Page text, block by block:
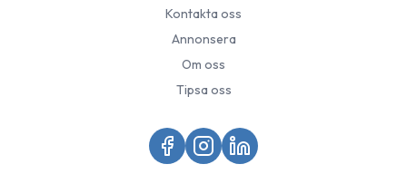
Kontakta oss
Annonsera
Om oss
Tipsa oss